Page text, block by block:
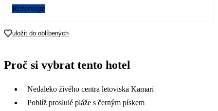
12
13 259
19
13 819
20
13 599
Rezervujte
uložit do oblíbených
Proč si vybrat tento hotel
Nedaleko živého centra letoviska Kamari
Poblíž proslulé pláže s černým pískem